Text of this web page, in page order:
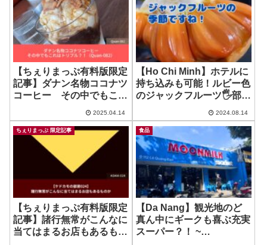
【ちぇりまっぷ有料版限定
記事】ダナン名物ココナツ
コーヒー その中でもこれ
082））
2025.04.14
【Ho Chi Minh】ホテルに
持ち込みも可能！ルビー色
のジャックフルーツ🖐️部屋
フルーツのお知らせも！ ~
Jack Fruits in Orange
color
2024.08.14
ちぇりまっぷ 限定記事
【ちぇりまっぷ有料版限定
記事】諸行無常がこんなに
当てはまるお店もあるもの
食品
【Da Nang】観光地のど
真ん中にギークも喜ぶ充実
スーパー？！ ~